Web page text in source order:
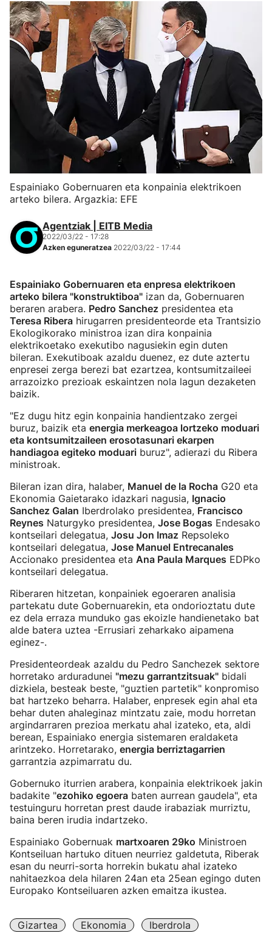
Espainiako Gobernuaren eta konpainia elektrikoen
arteko bilera. Argazkia: EFE
Agentziak | EITB Media
2022/03/22 - 17:28
Azken eguneratzea 2022/03/22 - 17:44
Espainiako Gobernuaren eta enpresa elektrikoen
arteko bilera "konstruktiboa" izan da, Gobernuaren
beraren arabera. Pedro Sanchez presidentea eta
Teresa Ribera hirugarren presidenteorde eta Trantsizio
Ekologikorako ministroa izan dira konpainia
elektrikoetako exekutibo nagusiekin egin duten
bileran. Exekutiboak azaldu duenez, ez dute aztertu
enpresei zerga berezi bat ezartzea, kontsumitzaileei
arrazoizko prezioak eskaintzen nola lagun dezaketen
baizik.
"Ez dugu hitz egin konpainia handientzako zergei
buruz, baizik eta energia merkeagoa lortzeko moduari
eta kontsumitzaileen erosotasunari ekarpen
handiagoa egiteko moduari buruz", adierazi du Ribera
ministroak.
Bileran izan dira, halaber, Manuel de la Rocha G20 eta
Ekonomia Gaietarako idazkari nagusia, Ignacio
Sanchez Galan Iberdrolako presidentea, Francisco
Reynes Naturgyko presidentea, Jose Bogas Endesako
kontseilari delegatua, Josu Jon Imaz Repsoleko
kontseilari delegatua, Jose Manuel Entrecanales
Accionako presidentea eta Ana Paula Marques EDPko
kontseilari delegatua.
Riberaren hitzetan, konpainiek egoeraren analisia
partekatu dute Gobernuarekin, eta ondorioztatu dute
ez dela erraza munduko gas ekoizle handienetako bat
alde batera uztea -Errusiari zeharkako aipamena
eginez-.
Presidenteordeak azaldu du Pedro Sanchezek sektore
horretako arduradunei "mezu garrantzitsuak" bidali
dizkiela, besteak beste, "guztien partetik" konpromiso
bat hartzeko beharra. Halaber, enpresek egin ahal eta
behar duten ahaleginaz mintzatu zaie, modu horretan
argindarraren prezioa merkatu ahal izateko, eta, aldi
berean, Espainiako energia sistemaren eraldaketa
arintzeko. Horretarako, energia berriztagarrien
garrantzia azpimarratu du.
Gobernuko iturrien arabera, konpainia elektrikoek jakin
badakite "ezohiko egoera baten aurrean gaudela", eta
testuinguru horretan prest daude irabaziak murriztu,
baina beren irudia indartzeko.
Espainiako Gobernuak martxoaren 29ko Ministroen
Kontseiluan hartuko dituen neurriez galdetuta, Riberak
esan du neurri-sorta horrekin bukatu ahal izateko
nahitaezkoa dela hilaren 24an eta 25ean egingo duten
Europako Kontseiluaren azken emaitza ikustea.
Gizartea Ekonomia
Iberdrola